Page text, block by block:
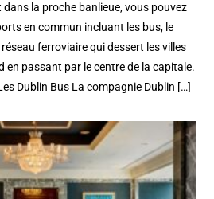
dans la proche banlieue, vous pouvez
en commun incluant les bus, le
ferroviaire qui dessert les villes
en passant par le centre de la capitale.
Dublin Bus La compagnie Dublin […]